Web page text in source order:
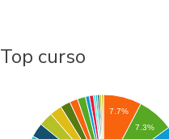
Top curso
7.7%
7.3%